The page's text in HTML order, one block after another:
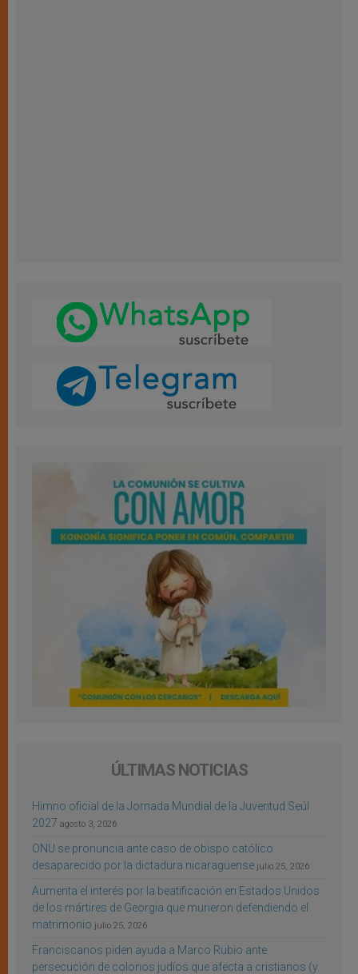
ÚLTIMAS NOTICIAS
Himno oficial de la Jornada Mundial de la Juventud Seúl
2027 agosto 3, 2026
ONU se pronuncia ante caso de obispo católico
desaparecido por la dictadura nicaragüense julio 25, 2026
Aumenta el interés por la beatificación en Estados Unidos
de los mártires de Georgia que murieron defendiendo el
matrimonio julio 25, 2026
Franciscanos piden ayuda a Marco Rubio ante
persecución de colonos judíos que afecta a cristianos (y